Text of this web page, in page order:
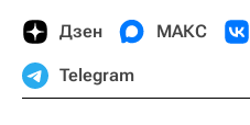
Дзен МАКС
Telegram